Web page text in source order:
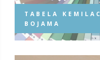
TABELA KEMILAC
BOJAMA